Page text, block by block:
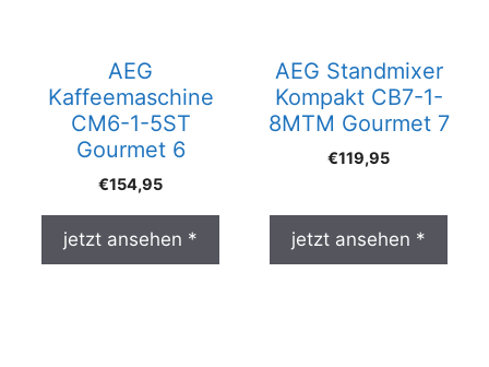
AEG
Kaffeemaschine
CM6-1-5ST
Gourmet 6
€154,95
jetzt ansehen *
AEG Standmixer
Kompakt CB7-1-
8MTM Gourmet 7
€119,95
jetzt ansehen *